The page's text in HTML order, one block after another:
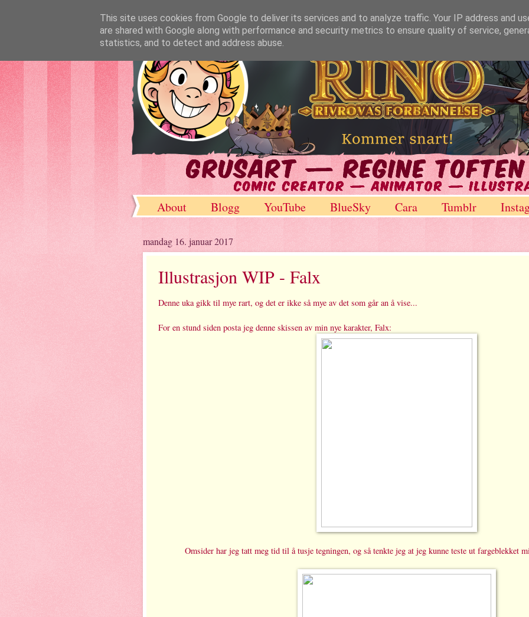
About Blogg YouTube BlueSky Cara Tumblr
mandag 16. januar 2017
Illustrasjon WIP - Falx
Denne uka gikk til mye rart, og det er ikke så mye av det som går an å vise...
For en stund siden posta jeg denne skissen av min nye karakter, Falx:
Omsider har jeg tatt meg tid til å tusje tegningen, og så tenkte jeg at jeg kunne teste ut fargeblekket
This site uses cookies from Google to deliver its services and to analyze traffic. Your IP address and
are shared with Google along with performance and security metrics to ensure quality of service,
statistics, and to detect and address abuse.